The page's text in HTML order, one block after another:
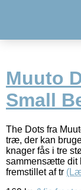
Muuto
Small
The Dots fra
træ, der kan
knager fås i tre
sammensætte dit
fremstillet af tr